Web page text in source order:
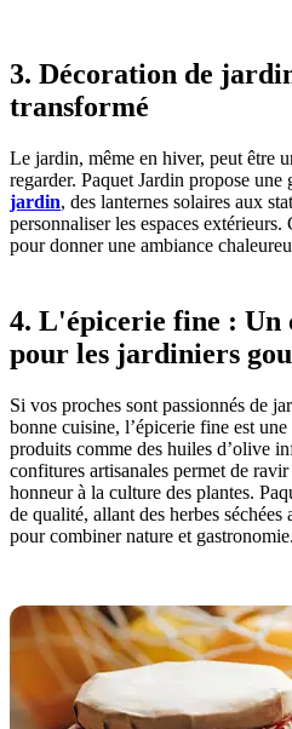
3. Décoration de
transformé
Le jardin, même en hiver, peut être
regarder. Paquet Jardin propose une
jardin, des lanternes solaires aux
personnaliser les espaces
pour donner une ambiance
4. L'épicerie fine : Un
pour les jardiniers
Si vos proches sont passionnés de
bonne cuisine, l’épicerie fine est
produits comme des huiles d’olive
confitures artisanales permet de
honneur à la culture des plantes.
de qualité, allant des herbes
pour combiner nature et gastronomie.